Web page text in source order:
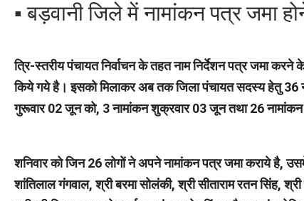
▪︎ बड़वानी जिले में नामांकन पत्र जमा
त्रि-स्तरीय पंचायत निर्वाचन के तहत नाम निर्देशन पत्र जमा
किये गये है। इसको मिलाकर अब तक जिला पंचायत सदस्य हेतु 36
गुरूवार 02 जून को, 3 नामांकन शुक्रवार 03 जून तथा 26
शनिवार को जिन 26 लोगों ने अपने नामांकन पत्र जमा कराये है,
शांतिलाल गंगवाल, श्री बरमा सोलंकी, श्री सीताराम रतन सिंह,